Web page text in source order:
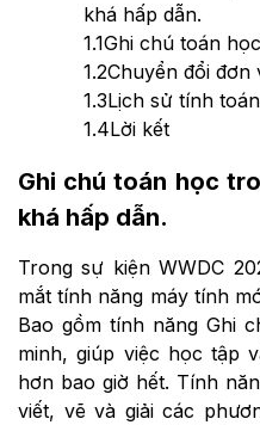
khá hấp dẫn.
1.1Ghi chú toán học
1.2Chuyển đổi đơn
1.3Lịch sử tính toán
1.4Lời kết
Ghi chú toán học
khá hấp dẫn.
Trong sự kiện WWDC
mắt tính năng máy tính
Bao gồm tính năng Ghi
minh, giúp việc học tập
hơn bao giờ hết. Tính
viết, vẽ và giải các